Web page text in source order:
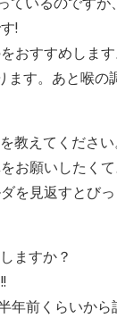
!
おすすめします
す。あと喉
教えてください
お願いしたく
を見返すとび
ますか？
前くらいから